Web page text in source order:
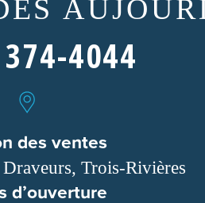
4044
des ventes
Draveurs, Trois-Rivières
d’ouverture